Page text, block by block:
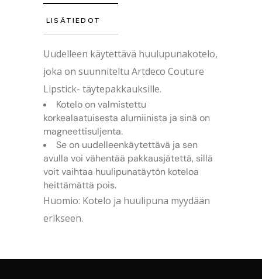
LISÄTIEDOT
Uudelleen käytettävä huulupunakotelo,
joka on suunniteltu Artdeco Couture
Lipstick- täytepakkauksille.
Kotelo on valmistettu
korkealaatuisesta alumiinista ja sinä on
magneettisuljenta.
Se on uudelleenkäytettävä ja sen
avulla voi vähentää pakkausjätettä, sillä
voit vaihtaa huulipunatäytön koteloa
heittämättä pois.
Huomio: Kotelo ja huulipuna myydään
erikseen.